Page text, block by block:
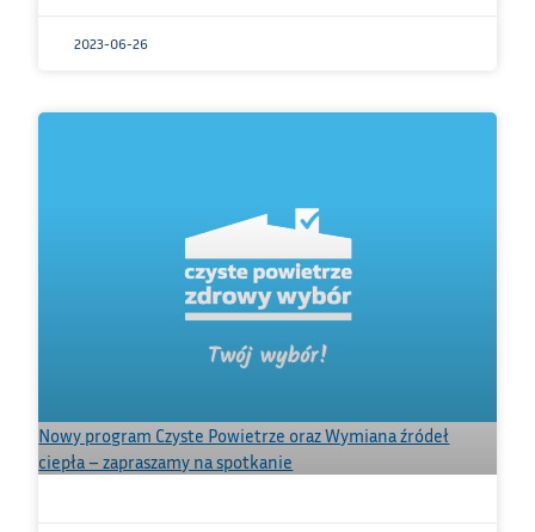
2023-06-26
Nowy program Czyste Powietrze oraz Wymiana źródeł
ciepła – zapraszamy na spotkanie